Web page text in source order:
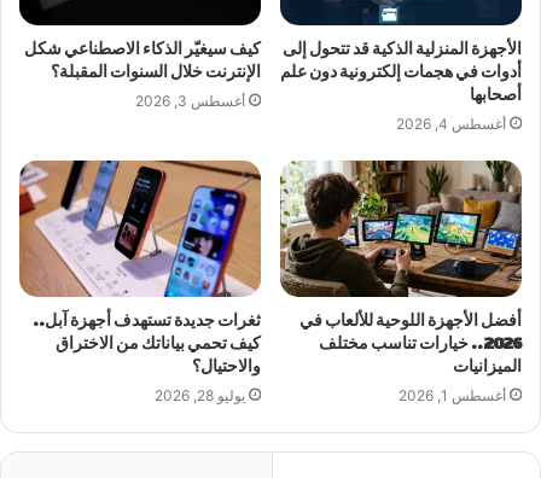
الأجهزة المنزلية الذكية قد تتحول إلى
أدوات في هجمات إلكترونية دون علم
أصحابها
أغسطس 4, 2026
كيف سيغيّر الذكاء الاصطناعي شكل
الإنترنت خلال السنوات المقبلة؟
أغسطس 3, 2026
أفضل الأجهزة اللوحية للألعاب في
2026.. خيارات تناسب مختلف
الميزانيات
أغسطس 1, 2026
ثغرات جديدة تستهدف أجهزة آبل..
كيف تحمي بياناتك من الاختراق
والاحتيال؟
يوليو 28, 2026